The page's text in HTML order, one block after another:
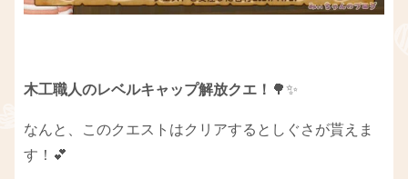
木工職人のレベルキャップ解放クエ！ 🌳✨
なんと、このクエストはクリアするとしぐさが貰えま
す！💕